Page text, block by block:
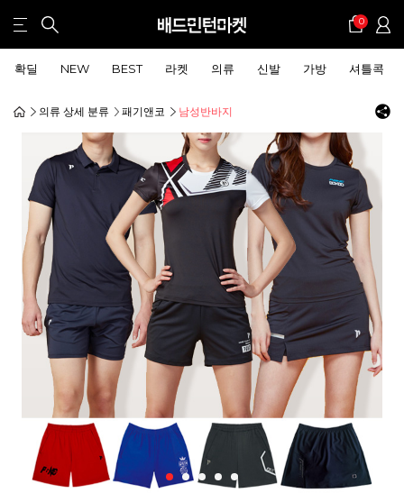
0
확딜 NEW BEST 라켓 의류 신발 가방 셔틀콕
의류 상세 분류 패기앤코 남성반바지